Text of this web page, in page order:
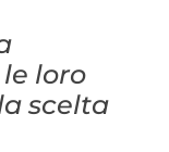
loro
scelta